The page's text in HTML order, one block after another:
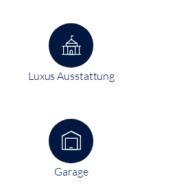
Luxus Ausstattung
Garage